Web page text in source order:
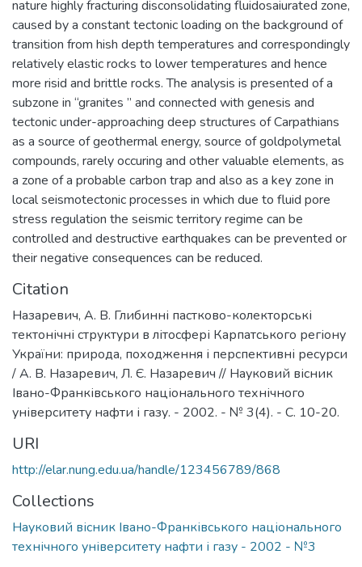
nature highly fracturing disconsolidating fluidosaiurated zone,
caused by a constant tectonic loading on the background of
transition from hish depth temperatures and correspondingly
relatively elastic rocks to lower temperatures and hence
more risid and brittle rocks. The analysis is presented of a
subzone in “granites ” and connected with genesis and
tectonic under-approaching deep structures of Carpathians
as a source of geothermal energy, source of goldpolymetal
compounds, rarely occuring and other valuable elements, as
a zone of a probable carbon trap and also as a key zone in
local seismotectonic processes in which due to fluid pore
stress regulation the seismic territory regime can be
controlled and destructive earthquakes can be prevented or
their negative consequences can be reduced.
Citation
Назаревич, А. В. Глибинні пастково-колекторські
тектонічні структури в літосфері Карпатського регіону
України: природа, походження і перспективні ресурси
/ А. В. Назаревич, Л. Є. Назаревич // Науковий вісник
Івано-Франківського національного технічного
університету нафти і газу. - 2002. - № 3(4). - С. 10-20.
URI
http://elar.nung.edu.ua/handle/123456789/868
Collections
Науковий вісник Івано-Франківського національного
технічного університету нафти і газу - 2002 - №3